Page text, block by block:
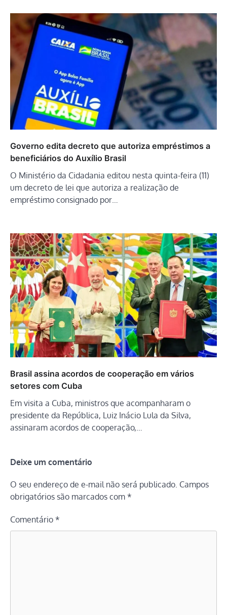
Governo edita decreto que autoriza empréstimos a
beneficiários do Auxílio Brasil
O Ministério da Cidadania editou nesta quinta-feira (11)
um decreto de lei que autoriza a realização de
empréstimo consignado por…
Brasil assina acordos de cooperação em vários
setores com Cuba
Em visita a Cuba, ministros que acompanharam o
presidente da República, Luiz Inácio Lula da Silva,
assinaram acordos de cooperação,…
Deixe um comentário
O seu endereço de e-mail não será publicado. Campos
obrigatórios são marcados com *
Comentário *